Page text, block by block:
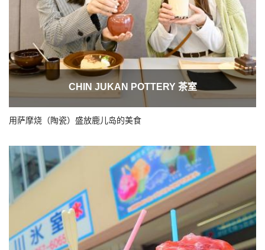
CHIN JUKAN POTTERY 茶室
用萨摩烧（陶瓷）盛放鹿儿岛的美食